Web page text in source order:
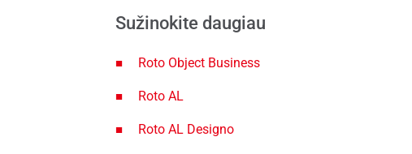
Sužinokite daugiau
Roto Object Business
Roto AL
Roto AL Designo